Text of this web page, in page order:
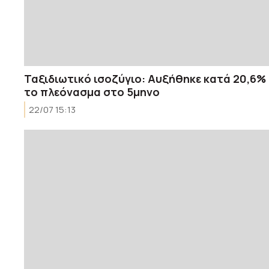
Ταξιδιωτικό ισοζύγιο: Aυξήθηκε κατά 20,6%
το πλεόνασμα στο 5μηνο
22/07 15:13